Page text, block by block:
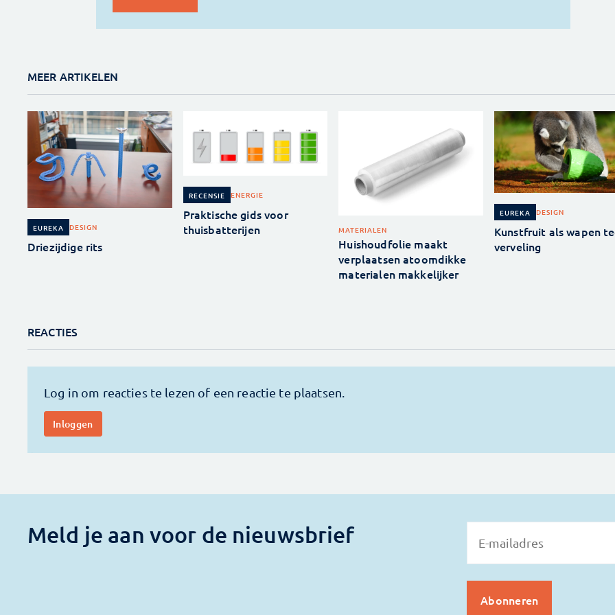
MEER ARTIKELEN
EUREKA DESIGN
Driezijdige rits
RECENSIE ENERGIE
Praktische gids voor
thuisbatterijen
MATERIALEN
Huishoudfolie maakt
verplaatsen atoomdikke
materialen makkelijker
EUREKA DESIGN
Kunstfruit als wapen
verveling
REACTIES
Meld je aan voor de nieuwsbrief